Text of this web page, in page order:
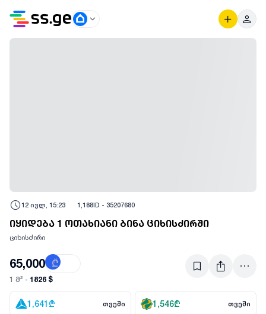
12 ივლ, 15:23 1,188ID - 35207680
იყიდება 1 ოთახიანი ბინა ციხისძირში
ციხისძირი
65,000 ₾
1 მ² - 1826 $
1,641 ₾ თვეში 1,546₾ თვეში